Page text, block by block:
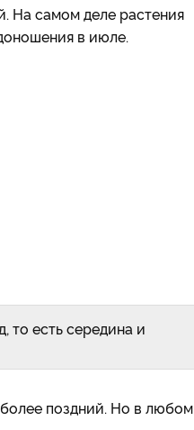
На самом деле растения
в июле.
то есть середина и
поздний. Но в любом